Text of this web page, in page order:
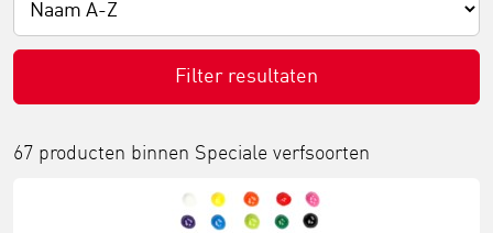
Filter resultaten
67 producten binnen Speciale verfsoorten